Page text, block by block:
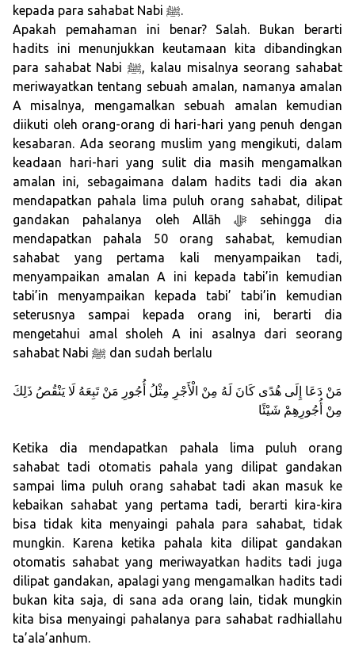
kepada para sahabat Nabi ﷺ.
Apakah pemahaman ini benar? Salah. Bukan berarti
hadits ini menunjukkan keutamaan kita dibandingkan
para sahabat Nabi ﷺ, kalau misalnya seorang sahabat
meriwayatkan tentang sebuah amalan, namanya amalan
A misalnya, mengamalkan sebuah amalan kemudian
diikuti oleh orang-orang di hari-hari yang penuh dengan
kesabaran. Ada seorang muslim yang mengikuti, dalam
keadaan hari-hari yang sulit dia masih mengamalkan
amalan ini, sebagaimana dalam hadits tadi dia akan
mendapatkan pahala lima puluh orang sahabat, dilipat
gandakan pahalanya oleh Allāh ﷻ sehingga dia
mendapatkan pahala 50 orang sahabat, kemudian
sahabat yang pertama kali menyampaikan tadi,
menyampaikan amalan A ini kepada tabi’in kemudian
tabi’in menyampaikan kepada tabi’ tabi’in kemudian
seterusnya sampai kepada orang ini, berarti dia
mengetahui amal sholeh A ini asalnya dari seorang
sahabat Nabi ﷺ dan sudah berlalu
مَنْ دَعَا إِلَى هُدًى كَانَ لَهُ مِنْ الْأَجْرِ مِثْلُ أُجُورِ مَنْ تَبِعَهُ لَا يَنْقُصُ ذَلِكَ
مِنْ أُجُورِهِمْ شَيْئًا
Ketika dia mendapatkan pahala lima puluh orang
sahabat tadi otomatis pahala yang dilipat gandakan
sampai lima puluh orang sahabat tadi akan masuk ke
kebaikan sahabat yang pertama tadi, berarti kira-kira
bisa tidak kita menyaingi pahala para sahabat, tidak
mungkin. Karena ketika pahala kita dilipat gandakan
otomatis sahabat yang meriwayatkan hadits tadi juga
dilipat gandakan, apalagi yang mengamalkan hadits tadi
bukan kita saja, di sana ada orang lain, tidak mungkin
kita bisa menyaingi pahalanya para sahabat radhiallahu
ta’ala’anhum.